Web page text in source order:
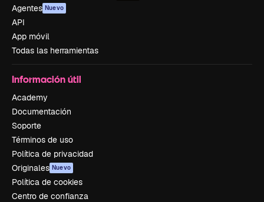
Agentes Nuevo
API
App móvil
Todas las herramientas
Información útil
Academy
Documentación
Soporte
Términos de uso
Política de privacidad
Originales Nuevo
Política de cookies
Centro de confianza